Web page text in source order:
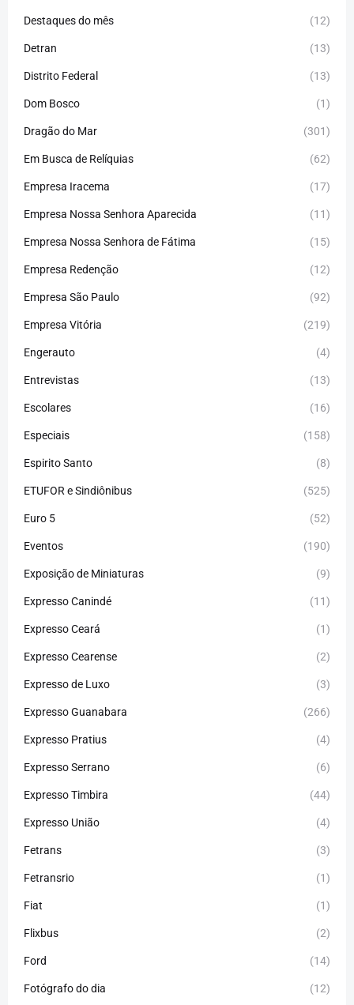
Destaques do mês (12)
Detran (13)
Distrito Federal (13)
Dom Bosco (1)
Dragão do Mar (301)
Em Busca de Relíquias (62)
Empresa Iracema (17)
Empresa Nossa Senhora Aparecida (11)
Empresa Nossa Senhora de Fátima (15)
Empresa Redenção (12)
Empresa São Paulo (92)
Empresa Vitória (219)
Engerauto (4)
Entrevistas (13)
Escolares (16)
Especiais (158)
Espirito Santo (8)
ETUFOR e Sindiônibus (525)
Euro 5 (52)
Eventos (190)
Exposição de Miniaturas (9)
Expresso Canindé (11)
Expresso Ceará (1)
Expresso Cearense (2)
Expresso de Luxo (3)
Expresso Guanabara (266)
Expresso Pratius (4)
Expresso Serrano (6)
Expresso Timbira (44)
Expresso União (4)
Fetrans (3)
Fetransrio (1)
Fiat (1)
Flixbus (2)
Ford (14)
Fotógrafo do dia (12)